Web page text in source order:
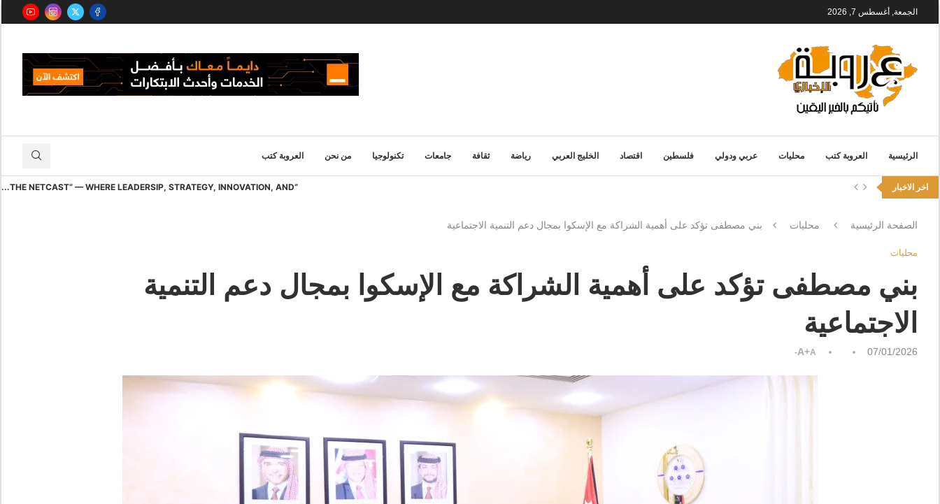
الجمعة, أغسطس 7, 2026
الرئيسية العروبة كتب محليات عربي ودولي فلسطين اقتصاد الخليج العربي رياضة ثقافة جامعات تكنولوجيا من نحن العروبة كتب
اخر الاخبار “THE NETCAST” — WHERE LEADERSIP, STRATEGY, INNOVATION, AND...
الصفحة الرئيسية محليات بني مصطفى تؤكد على أهمية الشراكة مع الإسكوا بمجال دعم التنمية الاجتماعية
محليات
بني مصطفى تؤكد على أهمية الشراكة مع الإسكوا بمجال دعم التنمية
الاجتماعية
07/01/2026
A+A-